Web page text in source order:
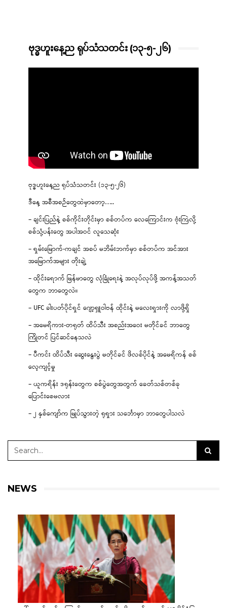
ဗုဒ္ဓဟူးနေ့ည ရုပ်သံသတင်း (၁၃-၅-၂၆)
ဗုဒ္ဓဟူးနေ့ည ရုပ်သံသတင်း (၁၃-၅-၂၆)
ဒီနေ့ အစီအစဉ်တွေထဲမှာတော့…..
– ချင်းပြည်နဲ့ စစ်ကိုင်းတိုင်းမှာ စစ်တပ်က လေကြောင်းက ဗုံးကြဲလို့
စစ်သုံ့ပန်းတွေ အပါအဝင် လူသေဆုံး
– ရှမ်းမြောက်-ကချင် အစပ် မဘိမ်းဘက်မှာ စစ်တပ်က အင်အား
အမြောက်အများ တိုးချဲ့
– ထိုင်းရောက် မြန်မာတွေ လုံခြုံရေးနဲ့ အလုပ်လုပ်ဖို့ အကန့်အသတ်
တွေက ဘာတွေလဲ။
– UFC ခါးပတ်ပိုင်ရှင် ဂျော့ရှူဝါဗန် ထိုင်းနဲ့ မလေးရှားကို လာဖို့ရှိ
– အမေရိကား-တရုတ် ထိပ်သီး အစည်းအဝေး မတိုင်ခင် ဘာတွေ
ကြိုတင် ပြင်ဆင်နေသလဲ
– ပီကင်း ထိပ်သီး ဆွေးနွေးပွဲ မတိုင်ခင် ဖိလစ်ပိုင်နဲ့ အမေရိကန် စစ်
လေ့ကျင့်မှု
– ယူကရိန်း ဒရုန်းတွေက စစ်ပွဲတွေအတွက် ခေတ်သစ်တစ်ခု
ပြောင်းစေမလား
– ၂ နှစ်ကျော်က မြုပ်သွားတဲ့ ရုရှား သင်္ဘောမှာ ဘာတွေပါသလဲ
NEWS